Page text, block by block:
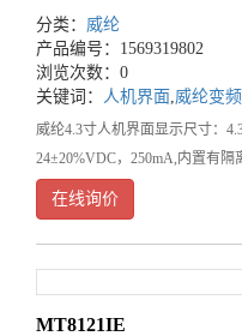
分类： 威纶
产品编号：1569319802
浏览次数：0
关键词： 人机界面,威纶变
威纶4.3寸人机界面显示尺寸：
24±20%VDC，250mA,内置有隔
miniUSB，无以太网，无USBHost
在线询价
MT8121IE